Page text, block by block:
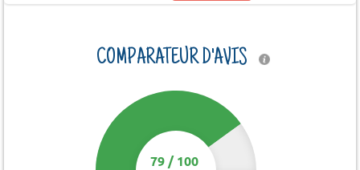
COMPARATEUR D'AVIS
79/100